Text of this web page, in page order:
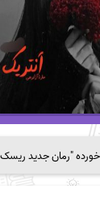
"رمان جدید ریسک